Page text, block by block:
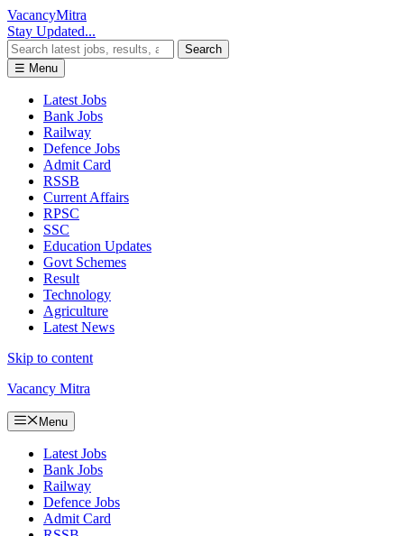
VacancyMitra
Stay Updated...
Search
☰ Menu
Latest Jobs
Bank Jobs
Railway
Defence Jobs
Admit Card
RSSB
Current Affairs
RPSC
SSC
Education Updates
Govt Schemes
Result
Technology
Agriculture
Latest News
Skip to content
Vacancy Mitra
Menu
Latest Jobs
Bank Jobs
Railway
Defence Jobs
Admit Card